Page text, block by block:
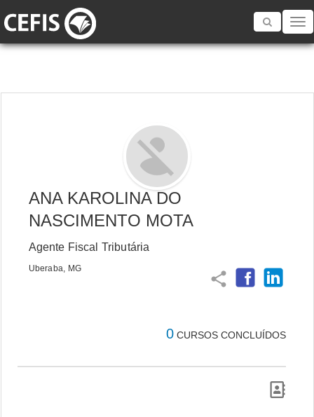
Toggle
ANA KAROLINA DO
NASCIMENTO MOTA
Agente Fiscal Tributária
Uberaba, MG
share
0 CURSOS CONCLUÍDOS